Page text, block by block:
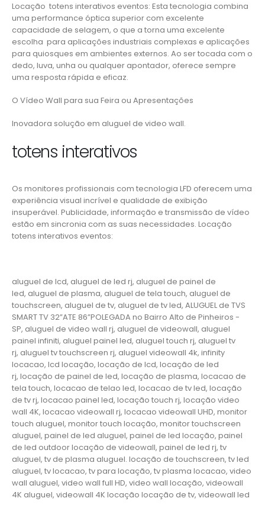
Locação totens interativos eventos: Esta tecnologia combina
uma performance óptica superior com excelente
capacidade de selagem, o que a torna uma excelente
escolha para aplicações industriais complexas e aplicações
para quiosques em ambientes externos. Ao ser tocada com o
dedo, luva, unha ou qualquer apontador, oferece sempre
uma resposta rápida e eficaz.
O Vídeo Wall para sua Feira ou Apresentações
Inovadora solução em aluguel de video wall.
totens interativos
Os monitores profissionais com tecnologia LFD oferecem uma
experiência visual incrível e qualidade de exibição
insuperável. Publicidade, informação e transmissão de vídeo
estão em sincronia com as suas necessidades. Locação
totens interativos eventos:
aluguel de lcd, aluguel de led rj, aluguel de painel de
led, aluguel de plasma, aluguel de tela touch, aluguel de
touchscreen, aluguel de tv, aluguel de tv led, ALUGUEL de TVS
SMART TV 32”ATE 86”POLEGADA no Bairro‎ Alto de Pinheiros‎ -
SP, aluguel de video wall rj, aluguel de videowall, aluguel
painel infiniti, aluguel painel led, aluguel touch rj, aluguel tv
rj, aluguel tv touchscreen rj, aluguel videowall 4k, infinity
locacao, lcd locação, locação de lcd, locação de led
rj, locação de painel de led, locação de plasma, locacao de
tela touch, locacao de telao led, locacao de tv led, locação
de tv rj, locacao painel led, locação touch rj, locação video
wall 4K, locacao videowall rj, locacao videowall UHD, monitor
touch aluguel, monitor touch locação, monitor touchscreen
aluguel, painel de led aluguel, painel de led locação, painel
de led outdoor locação de videowall, painel de led rj, tv
aluguel, tv de plasma aluguel. locação de touchscreen, tv led
aluguel, tv locacao, tv para locação, tv plasma locacao, video
wall aluguel, video wall full HD, video wall locação, videowall
4K aluguel, videowall 4K locação locação de tv, videowall led